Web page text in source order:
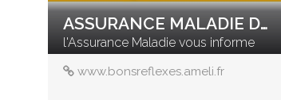
ASSURANCE MALADIE DU DOUBS
l'Assurance Maladie vous informe
www.bonsreflexes.ameli.fr